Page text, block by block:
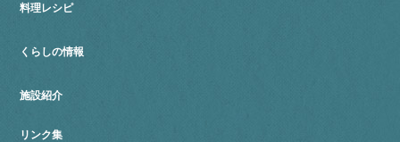
料理レシピ
くらしの情報
施設紹介
リンク集